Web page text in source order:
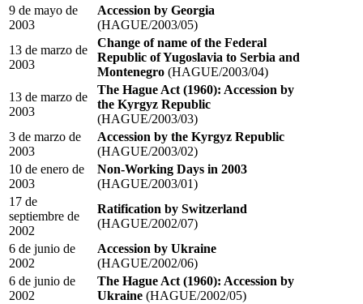
9 de mayo de
2003
Accession by Georgia
(HAGUE/2003/05)
13 de marzo de
2003
Change of name of the Federal
Republic of Yugoslavia to Serbia and
Montenegro (HAGUE/2003/04)
13 de marzo de
2003
The Hague Act (1960): Accession by
the Kyrgyz Republic
(HAGUE/2003/03)
3 de marzo de
2003
Accession by the Kyrgyz Republic
(HAGUE/2003/02)
10 de enero de
2003
Non-Working Days in 2003
(HAGUE/2003/01)
17 de
septiembre de
2002
Ratification by Switzerland
(HAGUE/2002/07)
6 de junio de
2002
Accession by Ukraine
(HAGUE/2002/06)
6 de junio de
2002
The Hague Act (1960): Accession by
Ukraine (HAGUE/2002/05)